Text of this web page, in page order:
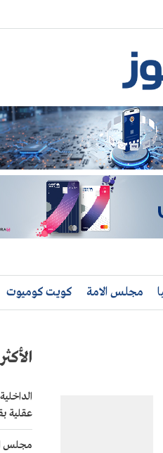
مجلس الامة كويت كوميوت
عقلية
مجلس